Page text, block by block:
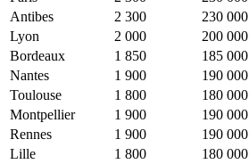
Antibes
2 300
230 000
Lyon
2 000
200 000
Bordeaux
1 850
185 000
Nantes
1 900
190 000
Toulouse
1 800
180 000
Montpellier
1 900
190 000
Rennes
1 900
190 000
Lille
1 800
180 000